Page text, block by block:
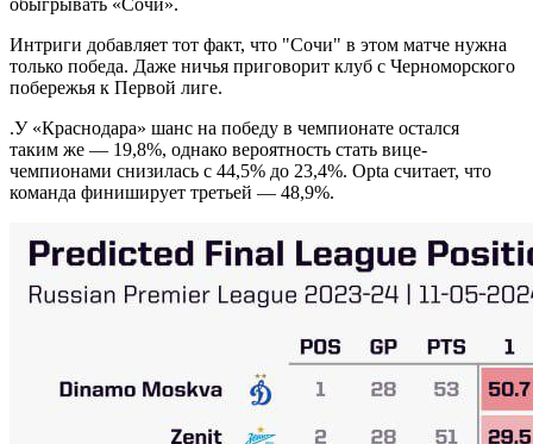
обыгрывать «Сочи».
Интриги добавляет тот факт, что "Сочи" в этом матче нужна
только победа. Даже ничья приговорит клуб с Черноморского
побережья к Первой лиге.
.У «Краснодара» шанс на победу в чемпионате остался
таким же — 19,8%, однако вероятность стать вице-
чемпионами снизилась с 44,5% до 23,4%. Opta считает, что
команда финиширует третьей — 48,9%.